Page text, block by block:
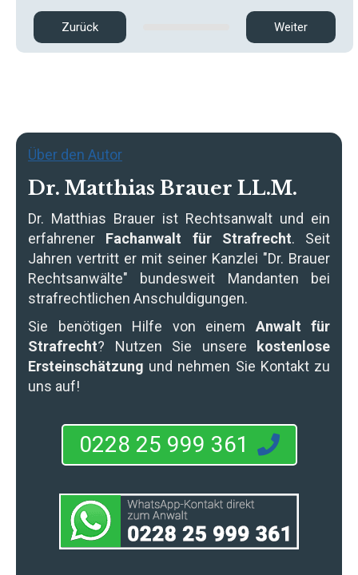
Zurück Weiter
Über den Autor
Dr. Matthias Brauer LL.M.
Dr. Matthias Brauer ist Rechtsanwalt und ein
erfahrener Fachanwalt für Strafrecht. Seit
Jahren vertritt er mit seiner Kanzlei "Dr. Brauer
Rechtsanwälte" bundesweit Mandanten bei
strafrechtlichen Anschuldigungen.
Sie benötigen Hilfe von einem Anwalt für
Strafrecht? Nutzen Sie unsere kostenlose
Ersteinschätzung und nehmen Sie Kontakt zu
uns auf!
0228 25 999 361